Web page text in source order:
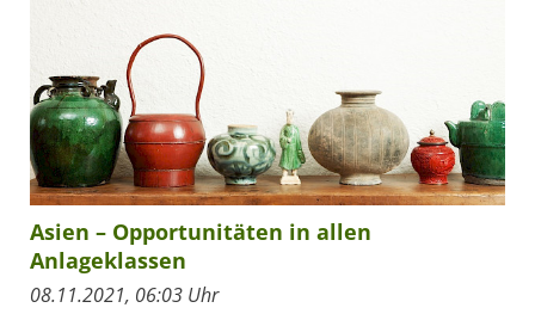
Asien – Opportunitäten in allen
Anlageklassen
08.11.2021, 06:03 Uhr